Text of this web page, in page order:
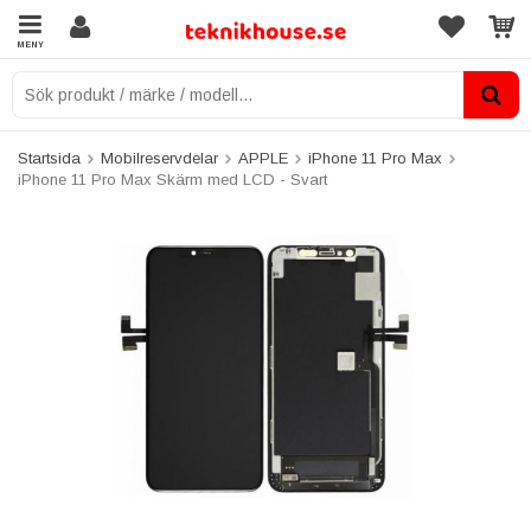
MENY
Startsida Mobilreservdelar APPLE
iPhone 11 Pro Max
iPhone 11 Pro Max Skärm med LCD - Svart